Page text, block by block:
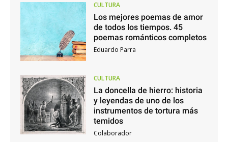
CULTURA
Los mejores poemas de amor
de todos los tiempos. 45
poemas románticos completos
Eduardo Parra
CULTURA
La doncella de hierro: historia
y leyendas de uno de los
instrumentos de tortura más
temidos
Colaborador